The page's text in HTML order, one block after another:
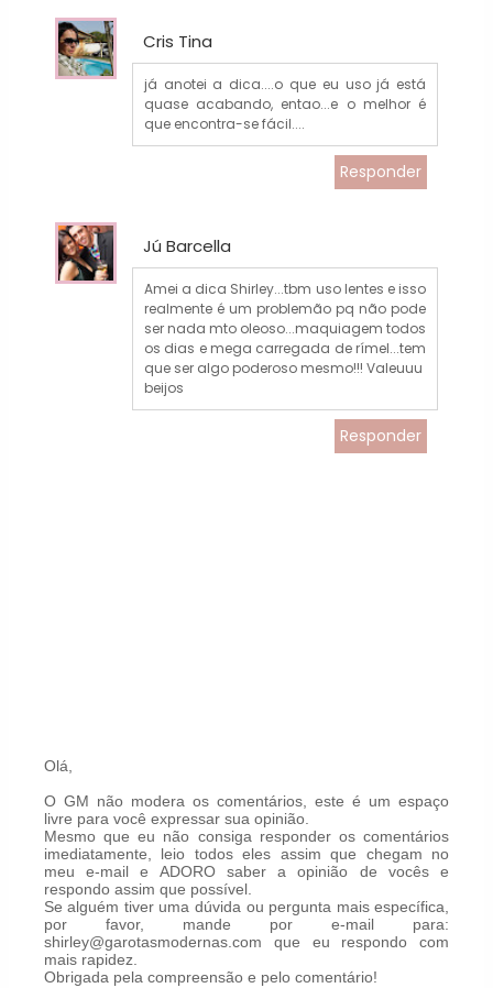
Cris Tina
já anotei a dica....o que eu uso já está
quase acabando, entao...e o melhor é
que encontra-se fácil....
Responder
Jú Barcella
Amei a dica Shirley...tbm uso lentes e isso
realmente é um problemão pq não pode
ser nada mto oleoso...maquiagem todos
os dias e mega carregada de rímel...tem
que ser algo poderoso mesmo!!! Valeuuu
beijos
Responder
Olá,
O GM não modera os comentários, este é um espaço
livre para você expressar sua opinião.
Mesmo que eu não consiga responder os comentários
imediatamente, leio todos eles assim que chegam no
meu e-mail e ADORO saber a opinião de vocês e
respondo assim que possível.
Se alguém tiver uma dúvida ou pergunta mais específica,
por favor, mande por e-mail para:
shirley@garotasmodernas.com que eu respondo com
mais rapidez.
Obrigada pela compreensão e pelo comentário!